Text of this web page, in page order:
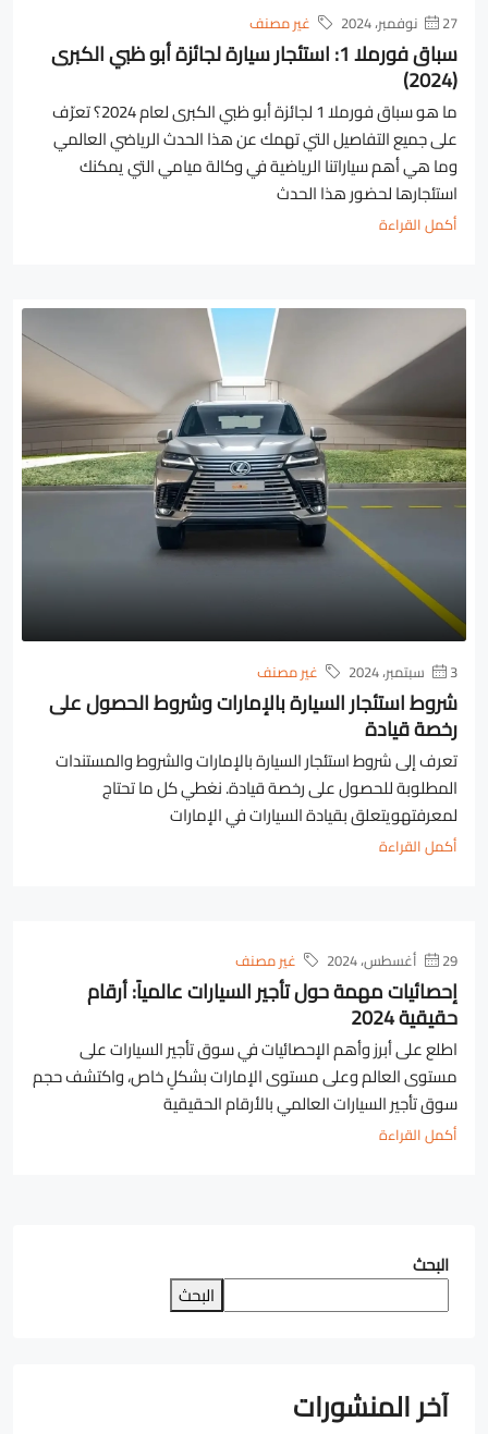
27 نوفمبر، 2024 غير مصنف
سباق فورملا 1: استئجار سيارة لجائزة أبو ظبي الكبرى
(2024)
ما هو سباق فورملا 1 لجائزة أبو ظبي الكبرى لعام 2024؟ تعرّف
على جميع التفاصيل التي تهمك عن هذا الحدث الرياضي العالمي
وما هي أهم سياراتنا الرياضية في وكالة ميامي التي يمكنك
استئجارها لحضور هذا الحدث
أكمل القراءة
3 سبتمبر، 2024 غير مصنف
شروط استئجار السيارة بالإمارات وشروط الحصول على
رخصة قيادة
تعرف إلى شروط استئجار السيارة بالإمارات والشروط والمستندات
المطلوبة للحصول على رخصة قيادة. نغطي كل ما تحتاج
لمعرفتهويتعلق بقيادة السيارات في الإمارات
أكمل القراءة
29 أغسطس، 2024 غير مصنف
إحصائيات مهمة حول تأجير السيارات عالمياً: أرقام
حقيقية 2024
اطلع على أبرز وأهم الإحصائيات في سوق تأجير السيارات على
مستوى العالم وعلى مستوى الإمارات بشكلٍ خاص، واكتشف حجم
سوق تأجير السيارات العالمي بالأرقام الحقيقية
أكمل القراءة
البحث
البحث
آخر المنشورات